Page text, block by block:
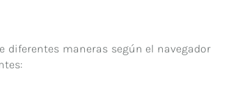
diferentes maneras según el navegador